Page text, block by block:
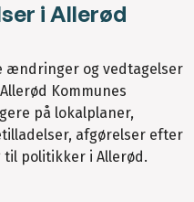
i Allerød
ændringer og vedtagelser
Kommunes
på lokalplaner,
afgørelser efter
til politikker i Allerød.